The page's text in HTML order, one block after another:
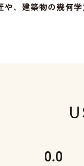
、建築物の幾何
0.0